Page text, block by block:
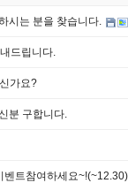
시는 분을 찾습니다.
드립니다.
가요?
분 구합니다.
벤트참여하세요~!(~12.30)